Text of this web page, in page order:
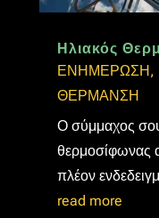
Ηλιακός
ΕΝΗΜΕΡΩΣΗ,
ΘΕΡΜΑΝΣΗ
Ο σύμμαχος
θερμοσίφωνας
πλέον
read more